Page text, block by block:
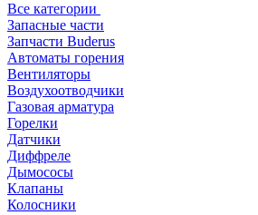
Все категории
Запасные части
Запчасти Buderus
Автоматы горения
Вентиляторы
Воздухоотводчики
Газовая арматура
Горелки
Датчики
Диффреле
Дымососы
Клапаны
Колосники